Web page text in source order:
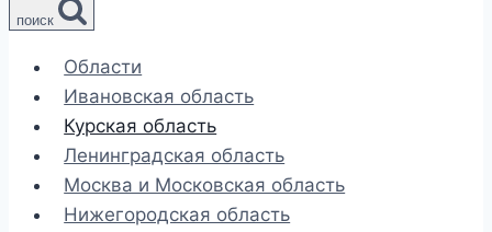
поиск
Области
Ивановская область
Курская область
Ленинградская область
Москва и Московская область
Нижегородская область